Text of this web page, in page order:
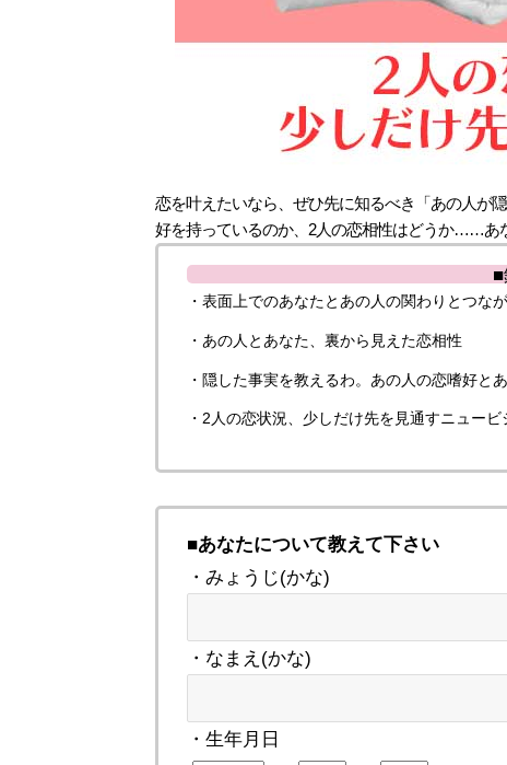
恋を叶えたいなら、ぜひ先に知るべき「あの人が
好を持っているのか、2人の恋相性はどうか……あ
■
・表面上でのあなたとあの人の関わりとつ
・あの人とあなた、裏から見えた恋相性
・隠した事実を教えるわ。あの人の恋嗜好と
・2人の恋状況、少しだけ先を見通すニュービ
■あなたについて教えて下さい
・みょうじ(かな)
・なまえ(かな)
・生年月日